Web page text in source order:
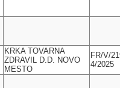
KRKA TOVARNA
ZDRAVIL D.D. NOVO
MESTO
FR/V/
4/2025